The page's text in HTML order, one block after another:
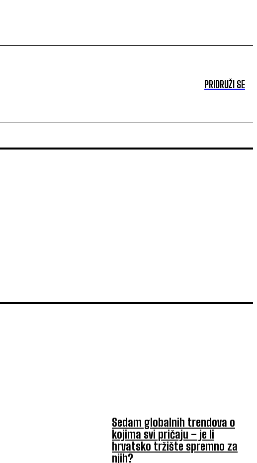
PRIDRUŽI SE
Sedam globalnih trendova o
kojima svi pričaju – je li
hrvatsko tržište spremno za
njih?